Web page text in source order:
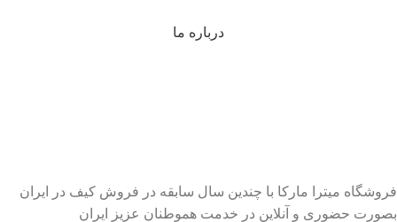
درباره ما
فروشگاه میترا مارکا با چندین سال سابقه در فروش کیف در ایران
بصورت حضوری و آنلاین در خدمت هموطنان عزیز ایران